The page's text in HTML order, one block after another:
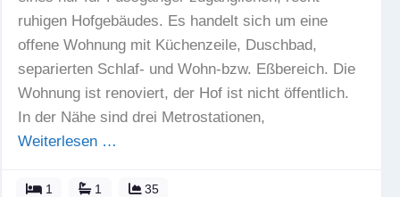
ruhigen Hofgebäudes. Es handelt sich um eine
offene Wohnung mit Küchenzeile, Duschbad,
separierten Schlaf- und Wohn-bzw. Eßbereich. Die
Wohnung ist renoviert, der Hof ist nicht öffentlich.
In der Nähe sind drei Metrostationen,
Weiterlesen …
1 1 35